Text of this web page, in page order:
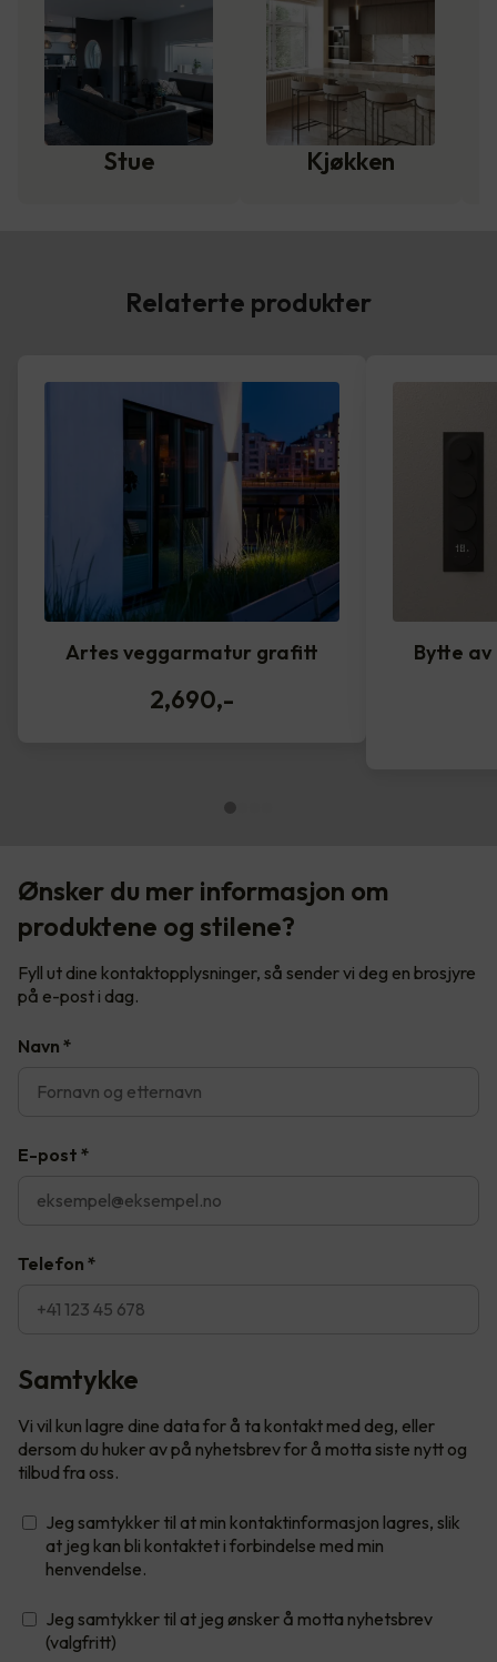
Stue Kjøkken
Relaterte produkter
Artes veggarmatur grafitt
2,690,-
Bytte
Ønsker du mer informasjon om
produktene og stilene?
Fyll ut dine kontaktopplysninger, så sender vi deg en brosjyre
på e-post i dag.
Navn *
E-post *
Telefon *
Samtykke
Vi vil kun lagre dine data for å ta kontakt med deg, eller
dersom du huker av på nyhetsbrev for å motta siste nytt og
tilbud fra oss.
Jeg samtykker til at min kontaktinformasjon lagres, slik
at jeg kan bli kontaktet i forbindelse med min
henvendelse.
Jeg samtykker til at jeg ønsker å motta nyhetsbrev
(valgfritt)